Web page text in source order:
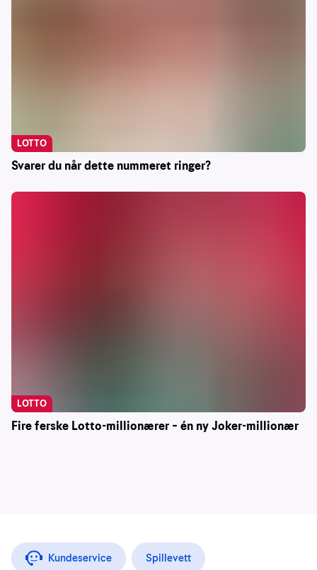
Svarer du når dette nummeret ringer?
LOTTO
Fire ferske Lotto-millionærer – én ny Joker-millionær
LOTTO
Kundeservice Spillevett